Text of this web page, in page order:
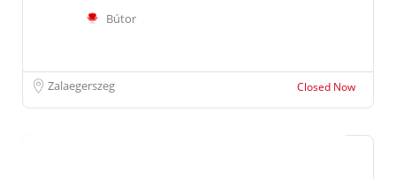
Bútor
Zalaegerszeg Closed Now